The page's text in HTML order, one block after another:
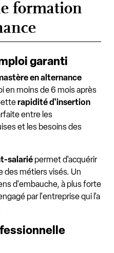
formation
garanti
en alternance
en moins de 6 mois après
rapidité d'insertion
entre les
et les besoins des
salarié permet d'acquérir
des métiers visés. Un
d'embauche, à plus forte
par l'entreprise qui l'a